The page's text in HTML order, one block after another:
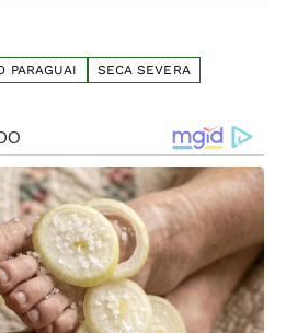
PARAGUAI SECA SEVERA